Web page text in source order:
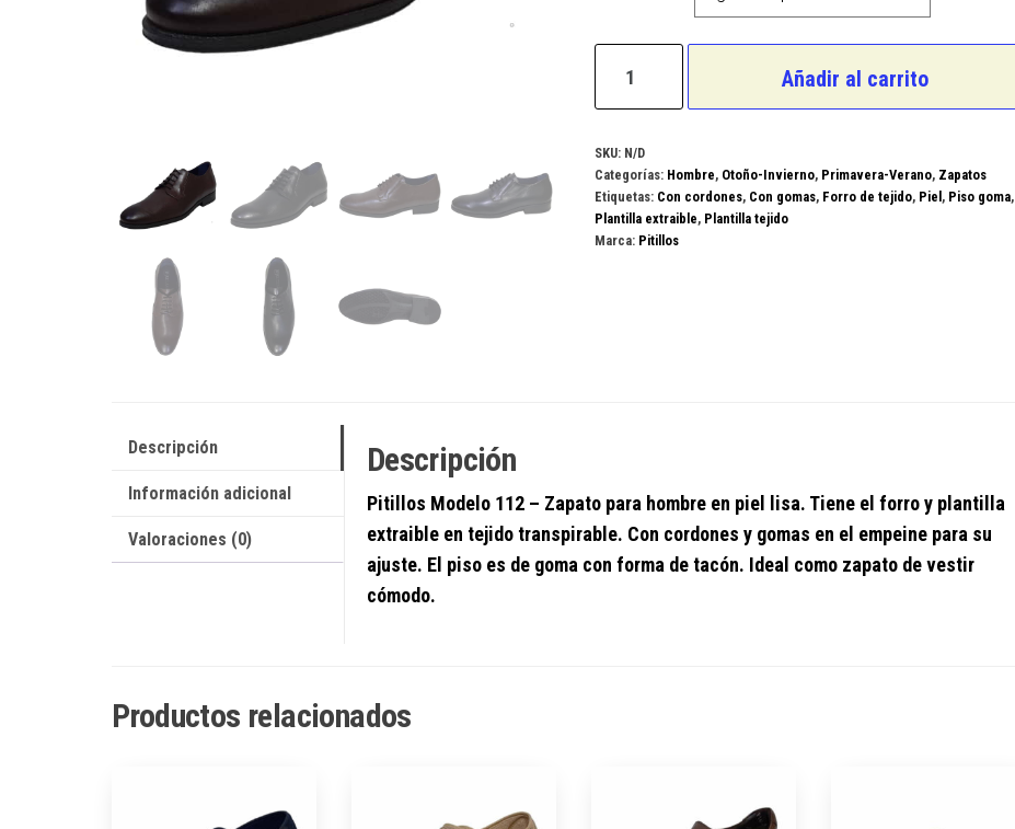
Modelo
cantidad
Añadir al carrito
SKU: N/D
Categorías: Hombre, Otoño-Invierno, Primavera-Verano, Zapatos
Etiquetas: Con cordones, Con gomas, Forro de tejido, Piel , Piso goma,
Plantilla extraible, Plantilla tejido
Marca: Pitillos
Descripción
Información adicional
Valoraciones (0)
Descripción
Pitillos Modelo 112– Zapato para hombre en piel lisa. Tiene el forro y plantilla
extraible en tejido transpirable. Con cordones y gomas en el empeine para su
ajuste. El piso es de goma con forma de tacón. Ideal como zapato de vestir
cómodo.
Productos relacionados